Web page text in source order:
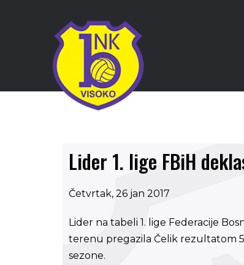
Lider 1. lige FBiH
Četvrtak, 26 jan 2017
Lider na tabeli 1. lige Federacije
terenu pregazila Čelik rezultatom
sezone.